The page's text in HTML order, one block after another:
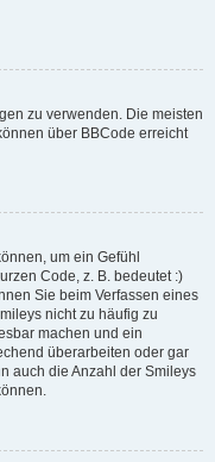
zu verwenden. Die meisten
über BBCode erreicht
um ein Gefühl
Code, z. B. bedeutet :)
Sie beim Verfassen eines
nicht zu häufig zu
machen und ein
überarbeiten oder gar
auch die Anzahl der Smileys